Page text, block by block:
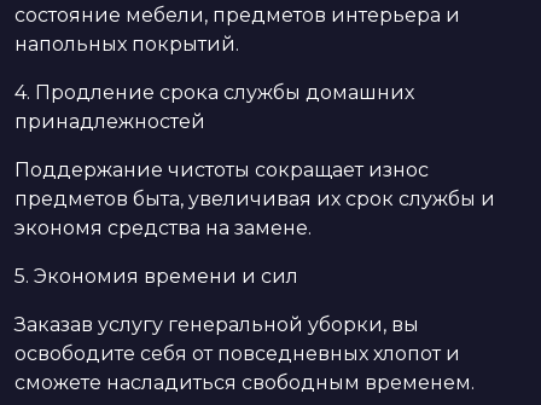
состояние мебели, предметов интерьера и
напольных покрытий.
4. Продление срока службы домашних
принадлежностей
Поддержание чистоты сокращает износ
предметов быта, увеличивая их срок службы и
экономя средства на замене.
5. Экономия времени и сил
Заказав услугу генеральной уборки, вы
освободите себя от повседневных хлопот и
сможете насладиться свободным временем.